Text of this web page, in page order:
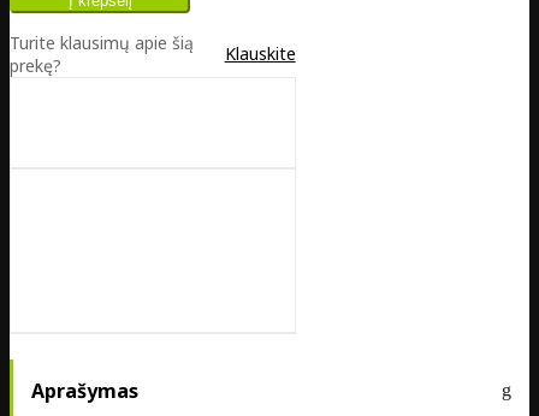
Turite klausimų apie šią
prekę?
Klauskite
Aprašymas